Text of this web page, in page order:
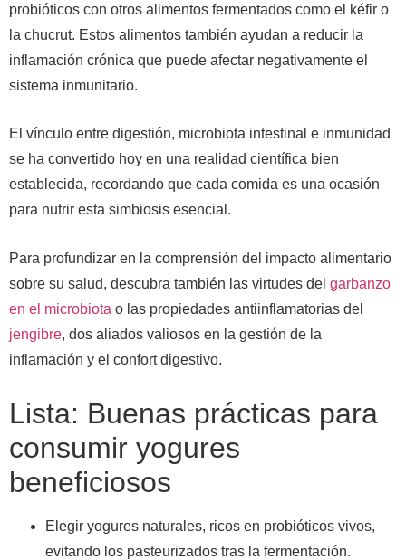
probióticos con otros alimentos fermentados como el kéfir o
la chucrut. Estos alimentos también ayudan a reducir la
inflamación crónica que puede afectar negativamente el
sistema inmunitario.
El vínculo entre digestión, microbiota intestinal e inmunidad
se ha convertido hoy en una realidad científica bien
establecida, recordando que cada comida es una ocasión
para nutrir esta simbiosis esencial.
Para profundizar en la comprensión del impacto alimentario
sobre su salud, descubra también las virtudes del garbanzo
en el microbiota o las propiedades antiinflamatorias del
jengibre, dos aliados valiosos en la gestión de la
inflamación y el confort digestivo.
Lista: Buenas prácticas para
consumir yogures
beneficiosos
Elegir yogures naturales, ricos en probióticos vivos,
evitando los pasteurizados tras la fermentación.